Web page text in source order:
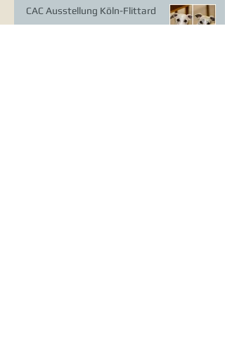
CAC Ausstellung Köln-Flittard